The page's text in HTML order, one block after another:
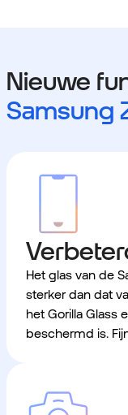
Nieuwe
Samsung
Het glas van de
sterker dan dat
het Gorilla Glass
beschermd is.